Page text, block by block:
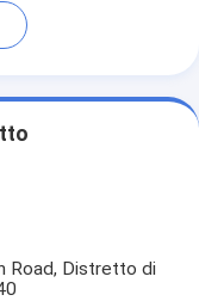
Road, Distretto di